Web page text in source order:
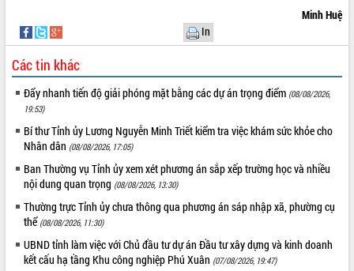
công tỉnh
Đắk Lắk: Tôn vinh 46 giải pháp tại Hội
thi Sáng tạo Kỹ thuật 2024 - 2025
Đắk Lắk rà soát, điều chỉnh Đề án 190
về phát triển nuôi trồng thủy sản
Phó Chủ tịch UBND tỉnh Đắk Lắk
Trương Công Thái kiểm tra thực địa
Dự án cao tốc Khánh Hòa - Buôn Ma
Thuột
sản sống” trong dòng chảy toàn cầu
Xây dựng nông thôn mới: Nâng cao đời
sống người dân từ những mô hình thiết
thực
Minh Huệ
In
Các tin khác
Đẩy nhanh tiến độ giải phóng mặt bằng các dự án trọng điểm (08/08/2026,
19:53)
Bí thư Tỉnh ủy Lương Nguyễn Minh Triết kiểm tra việc khám sức khỏe cho
Nhân dân (08/08/2026, 17:05)
Ban Thường vụ Tỉnh ủy xem xét phương án sắp xếp trường học và nhiều
nội dung quan trọng (08/08/2026, 13:30)
Thường trực Tỉnh ủy chưa thông qua phương án sáp nhập xã, phường cụ
thể (08/08/2026, 11:30)
UBND tỉnh làm việc với Chủ đầu tư dự án Đầu tư xây dựng và kinh doanh
kết cấu hạ tầng Khu công nghiệp Phú Xuân (07/08/2026, 19:47)